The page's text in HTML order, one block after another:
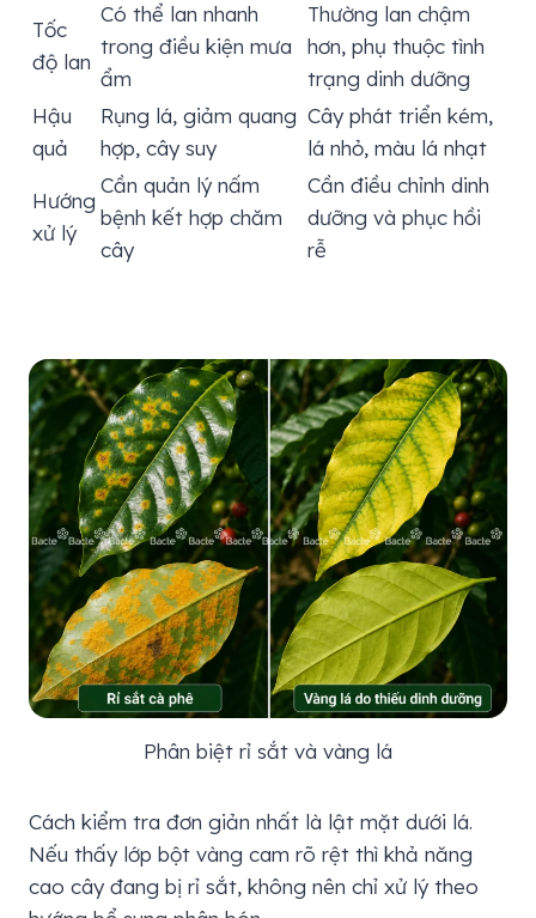
Tốc
độ lan
Có thể lan nhanh
trong điều kiện mưa
ẩm
Thường lan chậm
hơn, phụ thuộc tình
trạng dinh dưỡng
Hậu
quả
Rụng lá, giảm quang
hợp, cây suy
Cây phát triển kém,
lá nhỏ, màu lá nhạt
Hướng
xử lý
Cần quản lý nấm
bệnh kết hợp chăm
cây
Cần điều chỉnh dinh
dưỡng và phục hồi
rễ
Phân biệt rỉ sắt và vàng lá
Cách kiểm tra đơn giản nhất là lật mặt dưới lá.
Nếu thấy lớp bột vàng cam rõ rệt thì khả năng
cao cây đang bị rỉ sắt, không nên chỉ xử lý theo